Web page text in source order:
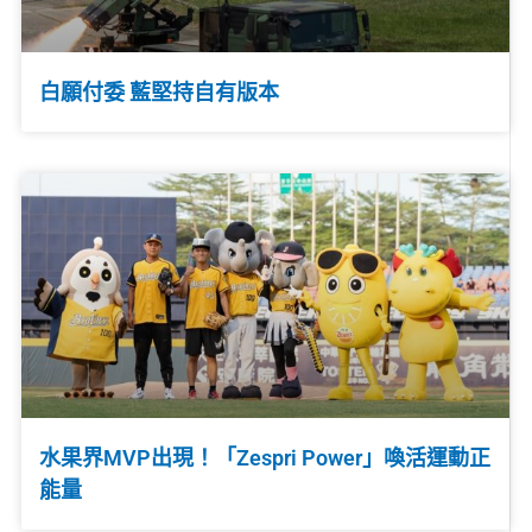
白願付委 藍堅持自有版本
水果界MVP出現！「Zespri Power」喚活運動正
能量